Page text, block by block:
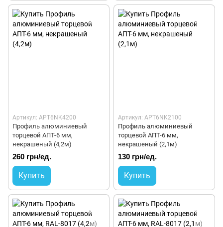
Артикул: APT6NK4200
Профиль алюминиевый
торцевой АПТ-6 мм,
некрашеный (4,2м)
260 грн/ед.
Купить
Артикул: APT6NK2100
Профиль алюминиевый
торцевой АПТ-6 мм,
некрашеный (2,1м)
130 грн/ед.
Купить